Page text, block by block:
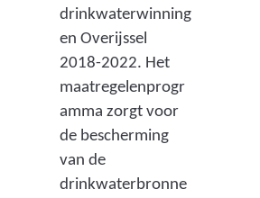
drinkwaterwinning
en Overijssel
2018-2022. Het
maatregelenprogr
amma zorgt voor
de bescherming
van de
drinkwaterbronne